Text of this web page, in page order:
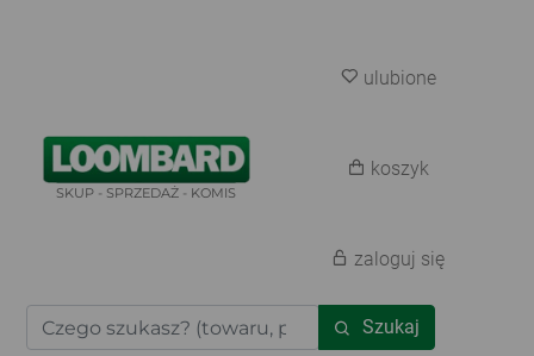
SKUP - SPRZEDAŻ - KOMIS
Szukaj
ulubione
koszyk
zaloguj się